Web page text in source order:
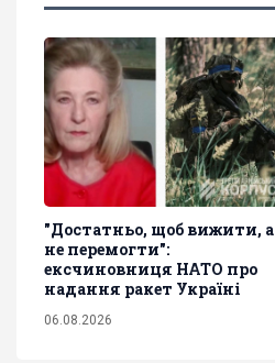
"Достатньо, щоб вижити, а
не перемогти":
ексчиновниця НАТО про
надання ракет Україні
06.08.2026